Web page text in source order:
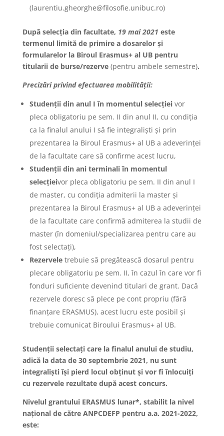
(laurentiu.gheorghe@filosofie.unibuc.ro)
După selecția din facultate, 19 mai 2021 este
termenul limită de primire a dosarelor și
formularelor la Biroul Erasmus+ al UB pentru
titularii de burse/rezerve (pentru ambele semestre).
Precizări privind efectuarea mobilității:
Studenții din anul I în momentul selecției vor
pleca obligatoriu pe sem. II din anul II, cu condiția
ca la finalul anului I să fie integraliști și prin
prezentarea la Biroul Erasmus+ al UB a adeverinței
de la facultate care să confirme acest lucru,
Studenții din ani terminali în momentul
selecțieivor pleca obligatoriu pe sem. II din anul I
de master, cu condiția admiterii la master și
prezentarea la Biroul Erasmus+ al UB a adeverinței
de la facultate care confirmă admiterea la studii de
master (în domeniul/specializarea pentru care au
fost selectați),
Rezervele trebuie să pregătească dosarul pentru
plecare obligatoriu pe sem. II, în cazul în care vor fi
fonduri suficiente devenind titulari de grant. Dacă
rezervele doresc să plece pe cont propriu (fără
finanțare ERASMUS), acest lucru este posibil și
trebuie comunicat Biroului Erasmus+ al UB.
Studenții selectați care la finalul anului de studiu,
adică la data de 30 septembrie 2021, nu sunt
integraliști își pierd locul obținut și vor fi înlocuiți
cu rezervele rezultate după acest concurs.
Nivelul grantului ERASMUS lunar*, stabilit la nivel
național de către ANPCDEFP pentru a.a. 2021-2022,
este: